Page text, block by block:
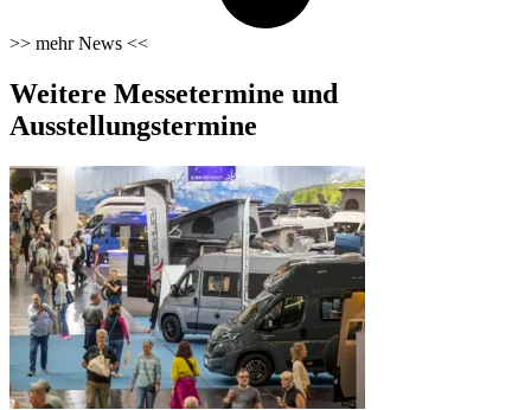
>> mehr News <<
Weitere Messetermine und
Ausstellungstermine